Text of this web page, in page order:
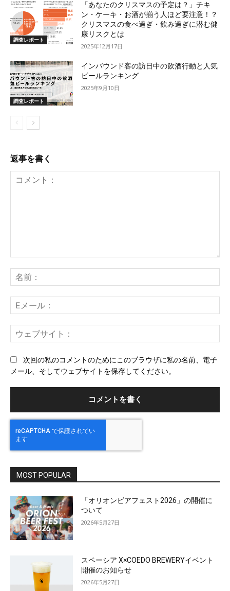
調査レポート
「あなたのクリスマスの予定は？」チキ
ン・ケーキ・お酒が揃う人ほど要注意！？
クリスマスの食べ過ぎ・飲み過ぎに潜む健
康リスクとは
2025年12月17日
調査レポート
インバウンド客の訪日中の飲酒行動と人気
ビールランキング
2025年9月10日
返事を書く
ン
ト：
前
メ
ー
ェ
次回の私のコメントのためにこのブラウザに私の名前、電子
メール、そしてウェブサイトを保存してください。
MOST POPULAR
「オリオンビアフェスト2026」の開催に
ついて
2026年5月27日
スペーシア X×COEDO BREWERYイベント
開催のお知らせ
2026年5月27日